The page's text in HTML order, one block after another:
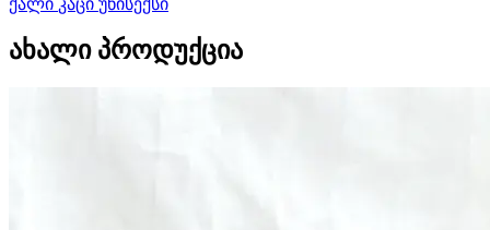
ახალი პროდუქცია